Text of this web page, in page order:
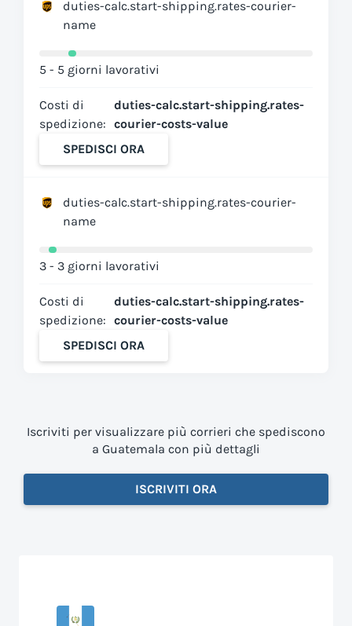
duties-calc.start-shipping.rates-courier-
name
5 - 5 giorni lavorativi
Costi di
spedizione:
duties-calc.start-shipping.rates-
courier-costs-value
SPEDISCI ORA
duties-calc.start-shipping.rates-courier-
name
3 - 3 giorni lavorativi
Costi di
spedizione:
duties-calc.start-shipping.rates-
courier-costs-value
SPEDISCI ORA
Iscriviti per visualizzare più corrieri che spediscono
a Guatemala con più dettagli
ISCRIVITI ORA